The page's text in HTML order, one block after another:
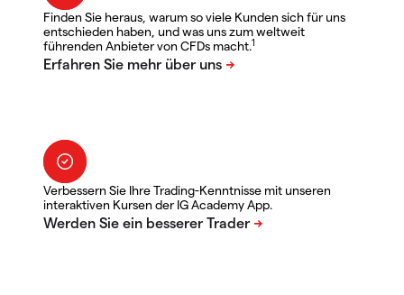
Finden Sie heraus, warum so viele Kunden sich für uns
entschieden haben, und was uns zum weltweit
führenden Anbieter von CFDs macht.1
Verbessern Sie Ihre Trading-Kenntnisse mit unseren
interaktiven Kursen der IG Academy App.